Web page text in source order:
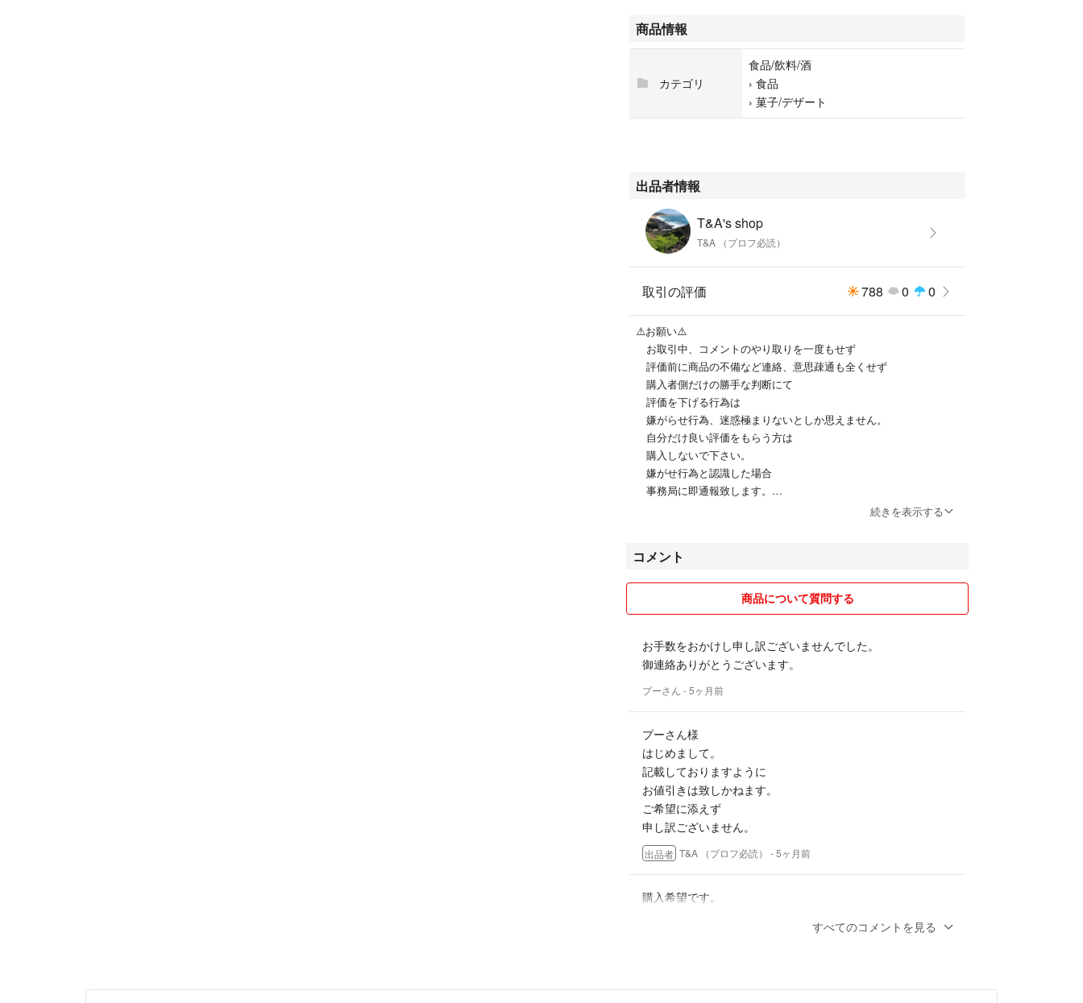
１人２箱までしか買えない商品になります。
厚さの関係でそのままお入れし
プチプチなどに巻いたりは致しかねます。
お待ちしております。
バラ売り不可
お値下げ不可
お値下げ交渉には
お答えしたしません。
商品情報
カテゴリ
食品/飲料/酒
› 食品
› 菓子/デザート
出品者情報
T&A's shop
T&A （プロフ必読）
取引の評価 788 0 0
⚠️お願い⚠️
お取引中、コメントのやり取りを一度もせず
評価前に商品の不備など連絡、意思疎通も全くせず
購入者側だけの勝手な判断にて
評価を下げる行為は
嫌がらせ行為、迷惑極まりないとしか思えません。
自分だけ良い評価をもらう方は
購入しないで下さい。
嫌がせ行為と認識した場合
事務局に即通報致します。
●お値引き交渉は、常識の範囲内でお願い致します。
あまりにもしつこい値引き交渉には、お応えしません。そういう方
●個々にご購入頂きましても発送先が同じ場合、お申し出がない場
合、同一発送させて頂きます。
ございます🙇‍♀️ご理解下さい。
●お取引経験０の方、購入申請をされるだけで購入期限内に購入頂け
ないという非常識な方が続きましたので、お取引経験０の方の購入申
お取引経験０の方で、発送に際し私の発送方法にご理解頂けない方、
こちらがお断りしているにも関わらず、しつこくメッセージを送られ
る方がおり怖い思いも経験致しましたのでお取引経験０方のお取引は
お断り致します。
他国籍で日本語を余りご理解頂けない方の商品購入はお断り、キャン
セルさせて頂く場合がございます。
(商品到着後に、片言の日本語でトラブルになりましたので、ご理解頂
けますと幸いです。)
●悪い、普通評価が合わせて３個以上ある方の購入申請は、トラブル
防止、支払い期限に支払いされない、購入者様独自のルールをお持ち
尚、プロフィールにもこのように記載してても購入申請、商品説明に
来ない場合など、場合に寄ってはコメント削除、プロフィールをお読
続きを表示する
コメント
商品について質問する
お手数をおかけし申し訳ございませんでした。
御連絡ありがとうございます。
プーさん - 5ヶ月前
プーさん様
はじめまして。
記載しておりますように
お値引きは致しかねます。
ご希望に添えず
申し訳ございません。
出品者 T&A （プロフ必読） - 5ヶ月前
購入希望です。
すべてのコメントを見る